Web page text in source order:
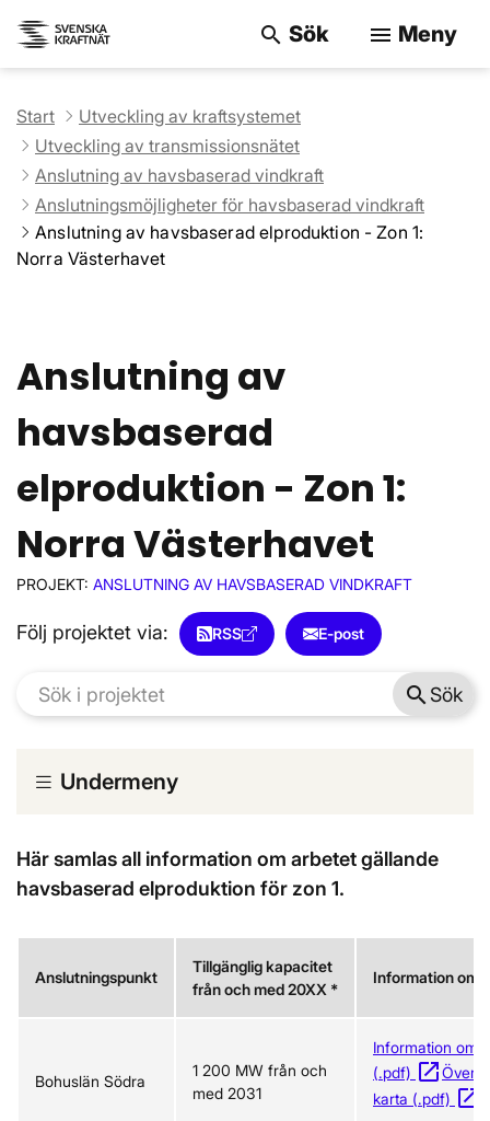
search Sök menu Meny
Start
Utveckling av kraftsystemet
Utveckling av transmissionsnätet
Anslutning av havsbaserad vindkraft
Anslutningsmöjligheter för havsbaserad vindkraft
Anslutning av havsbaserad elproduktion - Zon 1:
Norra Västerhavet
Anslutning av
havsbaserad
elproduktion - Zon 1:
Norra Västerhavet
PROJEKT: ANSLUTNING AV HAVSBASERAD VINDKRAFT
Följ projektet via: RSS E-post
search Sök
Undermeny
Här samlas all information om arbetet gällande
havsbaserad elproduktion för zon 1.
Anslutningspunkt
Tillgänglig kapacitet
från och med 20XX *
Information om
Bohuslän Södra
1 200 MW från och
med 2031
Information om
(.pdf) open_in_new
karta (.pdf) open_in_new